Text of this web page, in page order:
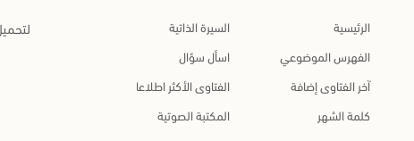
الرئيسية
السيرة الذاتية
الفهرس الموضوعي
اسأل سؤال
آخر الفتاوى إضافة
الفتاوى الأكثر اطلاعا
كلمة الشهر
المكتبة الصوتية